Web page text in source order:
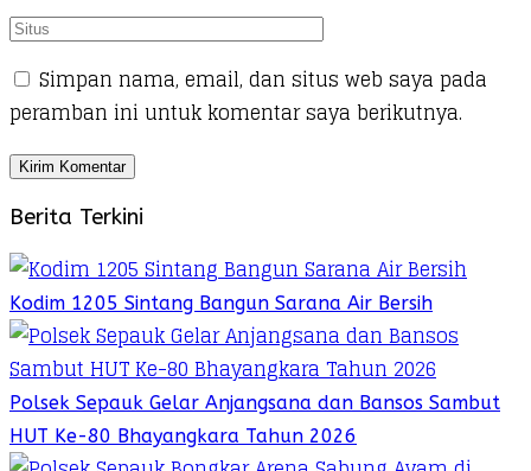
Simpan nama, email, dan situs web saya pada
peramban ini untuk komentar saya berikutnya.
Berita Terkini
Kodim 1205 Sintang Bangun Sarana Air Bersih
Polsek Sepauk Gelar Anjangsana dan Bansos Sambut
HUT Ke-80 Bhayangkara Tahun 2026